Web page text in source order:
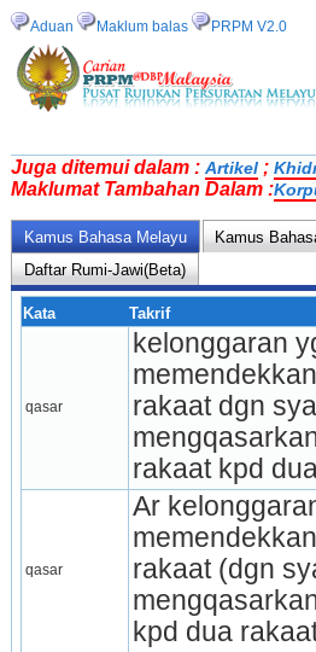
Aduan Maklum balas PRPM V2.0
Juga ditemui dalam : Artikel ;
Maklumat Tambahan Dalam :
Kamus Bahasa Melayu Kamus
Daftar Rumi-Jawi(Beta)
Kata Takrif
qasar
kelonggaran
rakaat dgn
rakaat kpd
qasar
Ar
rakaat (dgn
kpd dua